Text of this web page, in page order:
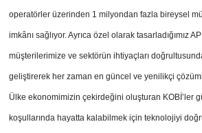
operatörler üzerinden 1 milyondan fazla bireysel
imkânı sağlıyor. Ayrıca özel olarak tasarladığımız
müşterilerimize ve sektörün ihtiyaçları
geliştirerek her zaman en güncel ve yenilikçi
Ülke ekonomimizin çekirdeğini oluşturan KOBİ’ler
koşullarında hayatta kalabilmek için teknolojiyi